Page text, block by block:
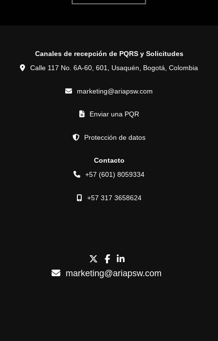
Canales de recepción de PQRS y Solicitudes
Calle 117 No. 6A-60, 601, Usaquén, Bogotá, Colombia
marketing@ariapsw.com
Enviar una PQR
Protección de datos
Contacto
+57 (601) 8059334
+57 317 3658624
marketing@ariapsw.com